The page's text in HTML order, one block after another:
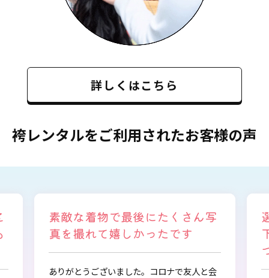
詳しくはこちら
袴レンタルをご利用されたお客様の声
選ぶ時から色々と親身になって
下さり、自分に似合うものを見
つけることができました